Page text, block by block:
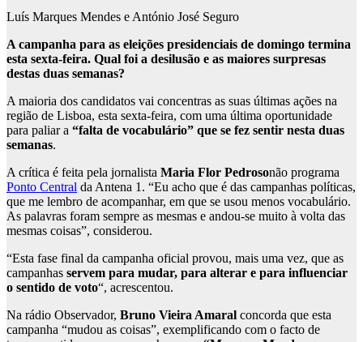
Luís Marques Mendes e António José Seguro
A campanha para as eleições presidenciais de domingo termina
esta sexta-feira. Qual foi a desilusão e as maiores surpresas
destas duas semanas?
A maioria dos candidatos vai concentras as suas últimas ações na
região de Lisboa, esta sexta-feira, com uma última oportunidade
para paliar a “falta de vocabulário” que se fez sentir nesta duas
semanas.
A crítica é feita pela jornalista Maria Flor Pedrosonão programa
Ponto Central da Antena 1. “Eu acho que é das campanhas políticas,
que me lembro de acompanhar, em que se usou menos vocabulário.
As palavras foram sempre as mesmas e andou-se muito à volta das
mesmas coisas”, considerou.
“Esta fase final da campanha oficial provou, mais uma vez, que as
campanhas servem para mudar, para alterar e para influenciar
o sentido de voto“, acrescentou.
Na rádio Observador, Bruno Vieira Amaral concorda que esta
campanha “mudou as coisas”, exemplificando com o facto de